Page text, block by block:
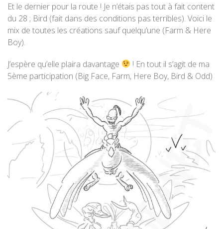
Et le dernier pour la route ! Je n’étais pas tout à fait content
du 28 ; Bird (fait dans des conditions pas terribles). Voici le
mix de toutes les créations sauf quelqu’une (Farm & Here
Boy).
J’espère qu’elle plaira davantage
! En tout il s’agit de ma
5ème participation (Big Face, Farm, Here Boy, Bird & Odd)